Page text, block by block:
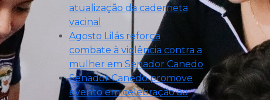
atualização da caderneta
vacinal
Agosto Lilás reforça
combate à violência contra a
mulher em Senador Canedo
Senador Canedo promove
evento em celebração ao